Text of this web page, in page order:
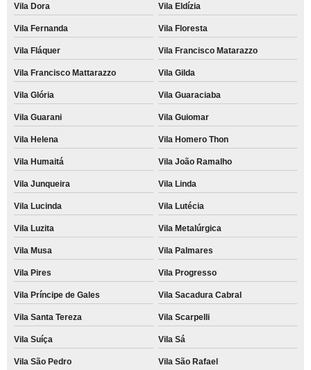
Vila Dora Vila Eldízia
Vila Fernanda Vila Floresta
Vila Fláquer Vila Francisco Matarazzo
Vila Francisco Mattarazzo Vila Gilda
Vila Glória Vila Guaraciaba
Vila Guarani Vila Guiomar
Vila Helena Vila Homero Thon
Vila Humaitá Vila João Ramalho
Vila Junqueira Vila Linda
Vila Lucinda Vila Lutécia
Vila Luzita Vila Metalúrgica
Vila Musa Vila Palmares
Vila Pires Vila Progresso
Vila Príncipe de Gales Vila Sacadura Cabral
Vila Santa Tereza Vila Scarpelli
Vila Suíça Vila Sá
Vila São Pedro Vila São Rafael